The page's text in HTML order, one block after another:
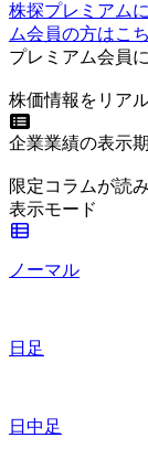
株探プレミアム
ム会員の方はこ
プレミアム会員
株価情報をリア
企業業績の表示
限定コラムが読
表示モード
ノーマル
日足
日中足